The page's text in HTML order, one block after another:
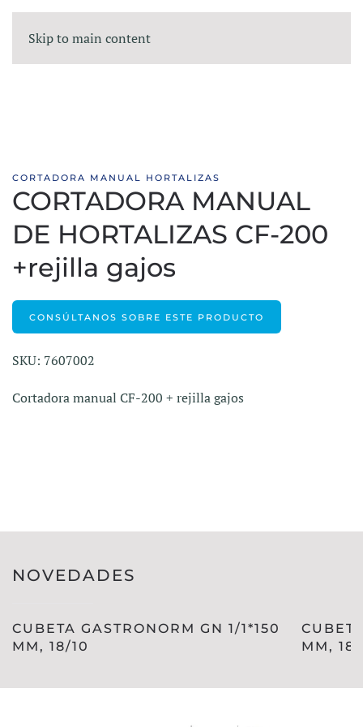
Skip to main content
CORTADORA MANUAL HORTALIZAS
CORTADORA MANUAL
DE HORTALIZAS CF-200
+rejilla gajos
CONSÚLTANOS SOBRE ESTE PRODUCTO
SKU: 7607002
Cortadora manual CF-200 + rejilla gajos
NOVEDADES
CUBETA GASTRONORM GN 1/1*150
MM, 18/10
MM, 18/